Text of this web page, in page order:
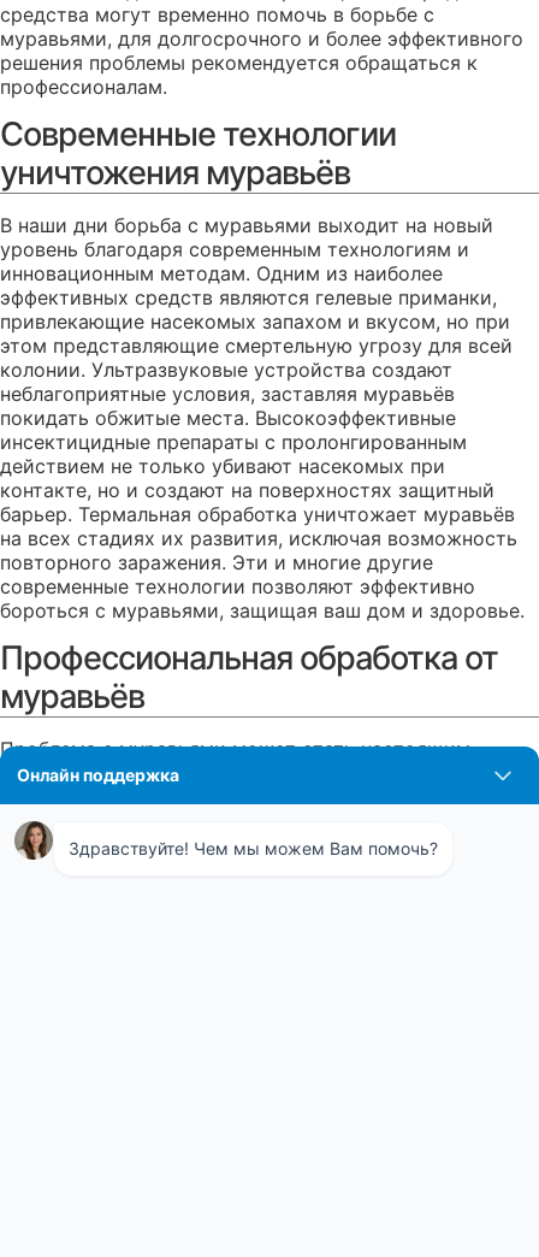
средства могут временно помочь в борьбе с
муравьями, для долгосрочного и более эффективного
решения проблемы рекомендуется обращаться к
профессионалам.
Современные технологии
уничтожения муравьёв
В наши дни борьба с муравьями выходит на новый
уровень благодаря современным технологиям и
инновационным методам. Одним из наиболее
эффективных средств являются гелевые приманки,
привлекающие насекомых запахом и вкусом, но при
этом представляющие смертельную угрозу для всей
колонии. Ультразвуковые устройства создают
неблагоприятные условия, заставляя муравьёв
покидать обжитые места. Высокоэффективные
инсектицидные препараты с пролонгированным
действием не только убивают насекомых при
контакте, но и создают на поверхностях защитный
барьер. Термальная обработка уничтожает муравьёв
на всех стадиях их развития, исключая возможность
повторного заражения. Эти и многие другие
современные технологии позволяют эффективно
бороться с муравьями, защищая ваш дом и здоровье.
Профессиональная обработка от
муравьёв
Проблема с муравьями может стать настоящим
испытанием как для жилых, так и для коммерческих
вызывать серьёзные неудобства и повреждения.
Профессиональная обработка от муравьёв